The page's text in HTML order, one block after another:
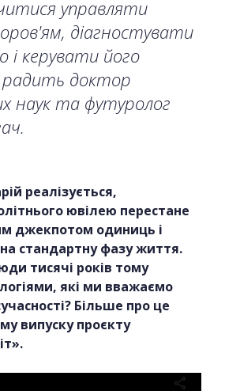
управляти
діагностувати
і керувати його
доктор
наук та футуролог
реалізується,
ювілею перестане
джекпотом одиниць і
стандартну фазу життя.
тисячі років тому
які ми вважаємо
Більше про це
випуску проєкту